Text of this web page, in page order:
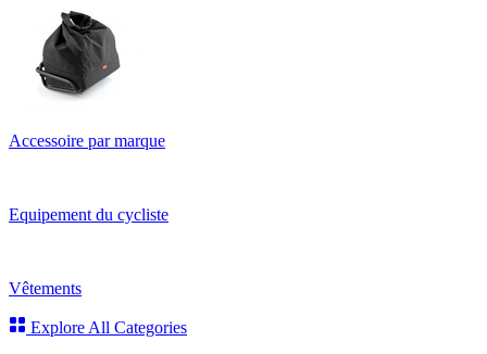
Accessoire par marque
Equipement du cycliste
Vêtements
Explore All Categories